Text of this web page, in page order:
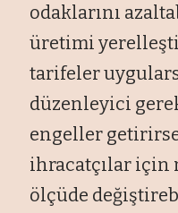
odaklarını
üretimi
tarifeler
düzenleyici
engeller
ihracatçılar için
ölçüde